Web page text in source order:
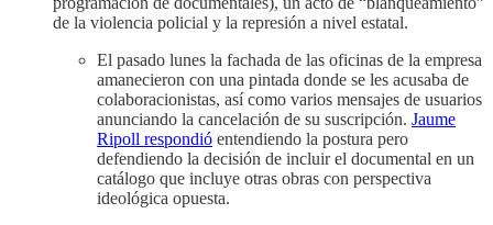
de la violencia policial y la represión a nivel estatal.
El pasado lunes la fachada de las oficinas de la empresa
amanecieron con una pintada donde se les acusaba de
colaboracionistas, así como varios mensajes de usuarios
anunciando la cancelación de su suscripción. Jaume
Ripoll respondió entendiendo la postura pero
defendiendo la decisión de incluir el documental en un
catálogo que incluye otras obras con perspectiva
ideológica opuesta.